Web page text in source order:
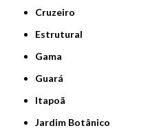
Cruzeiro
Estrutural
Gama
Guará
Itapoã
Jardim Botânico